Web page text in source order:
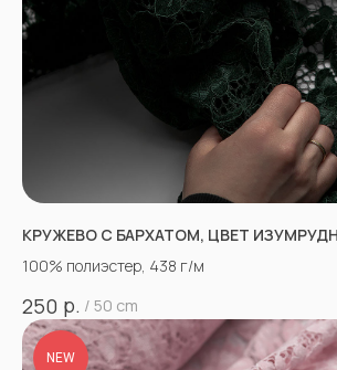
КРУЖЕВО С БАРХАТОМ, ЦВЕТ
100% полиэстер, 438 г/м
250 р. / 50 cm
NEW